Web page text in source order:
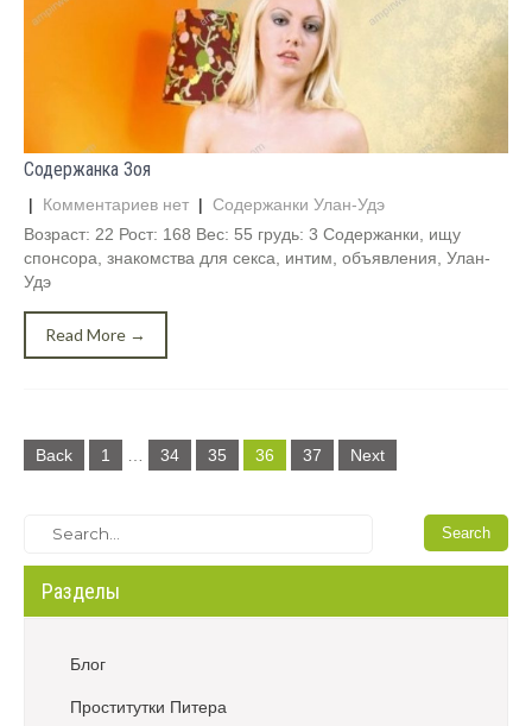
Содержанка Зоя
| Комментариев нет | Содержанки Улан-Удэ
Возраст: 22 Рост: 168 Вес: 55 грудь: 3 Содержанки, ищу
спонсора, знакомства для секса, интим, объявления, Улан-
Удэ
Read More →
Н
а
и
Back 1 34 35 36 37 Next
Разделы
Блог
Проститутки Питера